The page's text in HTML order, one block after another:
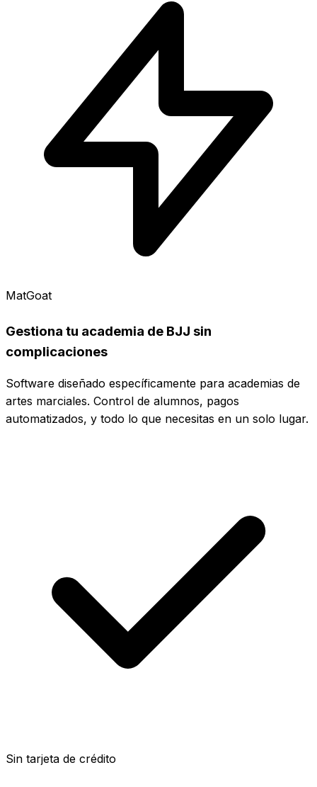
MatGoat
Gestiona tu academia de BJJ sin
complicaciones
Software diseñado específicamente para academias de
artes marciales. Control de alumnos, pagos
automatizados, y todo lo que necesitas en un solo lugar.
Sin tarjeta de crédito